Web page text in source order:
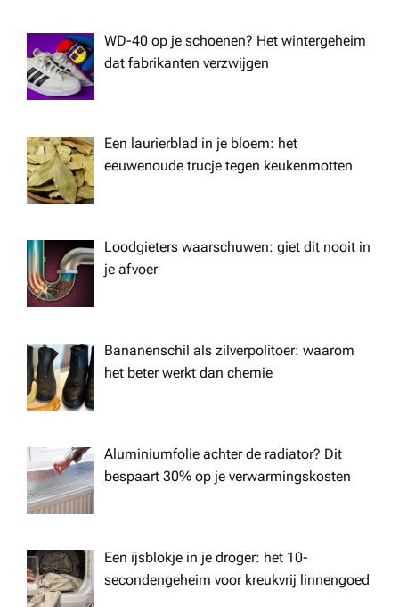
i
g
a
t
i
o
n
WD-40 op je schoenen? Het wintergeheim
dat fabrikanten verzwijgen
Een laurierblad in je bloem: het
eeuwenoude trucje tegen keukenmotten
Loodgieters waarschuwen: giet dit nooit in
je afvoer
Bananenschil als zilverpolitoer: waarom
het beter werkt dan chemie
Aluminiumfolie achter de radiator? Dit
bespaart 30% op je verwarmingskosten
Een ijsblokje in je droger: het 10-
secondengeheim voor kreukvrij linnengoed